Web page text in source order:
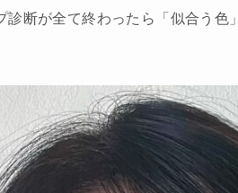
断が全て終わったら「似合う色